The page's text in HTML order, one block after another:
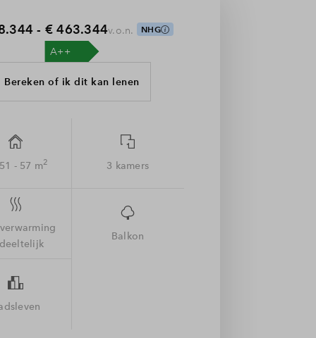
- € 463.344v.o.n. NHG
Bereken of ik dit kan lenen
- 57 m2 3 kamers
Balkon